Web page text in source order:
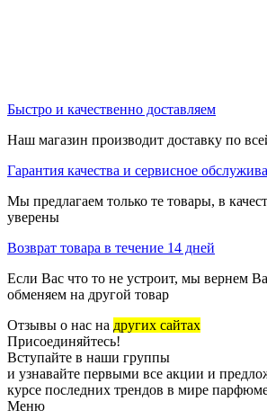
Быстро и качественно доставляем
Наш магазин производит доставку по
Гарантия качества и сервисное
Мы предлагаем только те товары, в
уверены
Возврат товара в течение 14 дней
Если Вас что то не устроит, мы вернем
обменяем на другой товар
Отзывы о нас на других сайтах
Присоединяйтесь!
Вступайте в наши группы
и узнавайте первыми все акции и
курсе последних трендов в мире
Меню